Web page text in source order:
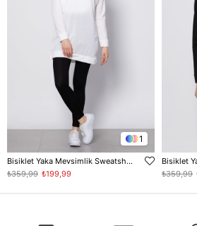
1
Bisiklet Yaka Mevsimlik Sweatshirt - Ekru
₺199,99
₺359,99 ₺359,99